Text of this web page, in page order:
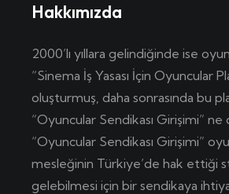
Hakkımızda
2000’lı yıllara gelindiğinde ise
“Sinema İş Yasası İçin Oyuncular
oluşturmuş, daha sonrasında bu
“Oyuncular Sendikası Girişimi”
“Oyuncular Sendikası Girişimi”
mesleğinin Türkiye’de hak ettiği
gelebilmesi için bir sendikaya